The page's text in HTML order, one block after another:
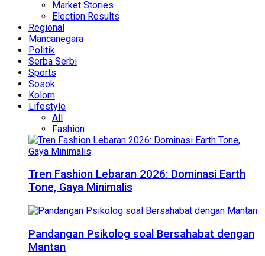
Market Stories
Election Results
Regional
Mancanegara
Politik
Serba Serbi
Sports
Sosok
Kolom
Lifestyle
All
Fashion
Tren Fashion Lebaran 2026: Dominasi Earth
Tone, Gaya Minimalis
Pandangan Psikolog soal Bersahabat dengan
Mantan